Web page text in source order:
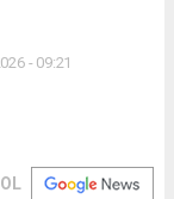
- 09:21